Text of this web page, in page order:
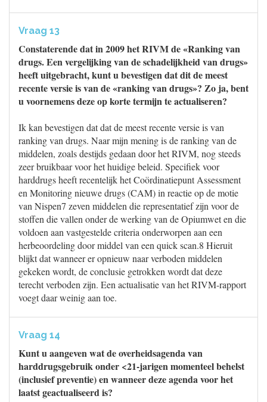
Vraag 13
Constaterende dat in 2009 het RIVM de «Ranking van
drugs. Een vergelijking van de schadelijkheid van drugs»
heeft uitgebracht, kunt u bevestigen dat dit de meest
recente versie is van de «ranking van drugs»? Zo ja, bent
u voornemens deze op korte termijn te actualiseren?
Ik kan bevestigen dat dat de meest recente versie is van
ranking van drugs. Naar mijn mening is de ranking van de
middelen, zoals destijds gedaan door het RIVM, nog steeds
zeer bruikbaar voor het huidige beleid. Specifiek voor
harddrugs heeft recentelijk het Coördinatiepunt Assessment
en Monitoring nieuwe drugs (CAM) in reactie op de motie
van Nispen7 zeven middelen die representatief zijn voor de
stoffen die vallen onder de werking van de Opiumwet en die
voldoen aan vastgestelde criteria onderworpen aan een
herbeoordeling door middel van een quick scan.8 Hieruit
blijkt dat wanneer er opnieuw naar verboden middelen
gekeken wordt, de conclusie getrokken wordt dat deze
terecht verboden zijn. Een actualisatie van het RIVM-rapport
voegt daar weinig aan toe.
Vraag 14
Kunt u aangeven wat de overheidsagenda van
harddrugsgebruik onder <21-jarigen momenteel behelst
(inclusief preventie) en wanneer deze agenda voor het
laatst geactualiseerd is?